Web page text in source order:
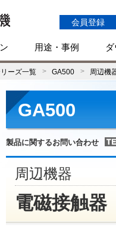
会員登録
用途・事例
ーズ一覧 GA500 周辺機
GA500
製品に関するお問い合わせ
周辺機器
電磁接触器